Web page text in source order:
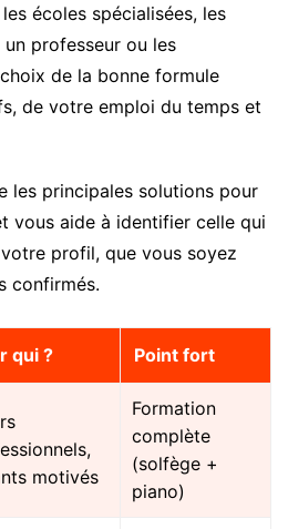
écoles spécialisées, les
professeur ou les
de la bonne formule
de votre emploi du temps et
les principales solutions pour
vous aide à identifier celle qui
profil, que vous soyez
confirmés.
qui ? Point fort
motivés
Formation
complète
(solfège +
piano)